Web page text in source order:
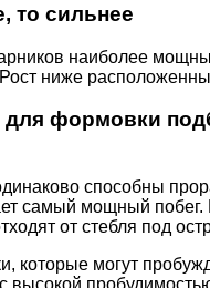
то сильнее
наиболее
ниже
формовки
способны
самый мощный
от стебля под
которые могут
высокой